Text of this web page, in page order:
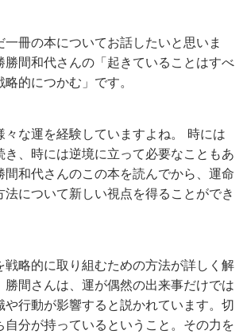
冊の本についてお話したいと思いま
勝間和代さんの「起きていることはすべ
的につかむ」です。
々な運を経験していますよね。 時には
き、時には逆境に立って必要なこともあ
間和代さんのこの本を読んでから、運命
法について新しい視点を得ることができ
戦略的に取り組むための方法が詳しく解
勝間さんは、運が偶然の出来事だけでは
や行動が影響すると説かれています。切
自分が持っているということ。その力を